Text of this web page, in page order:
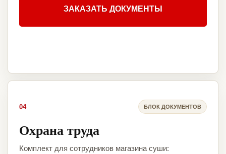
ЗАКАЗАТЬ ДОКУМЕНТЫ
04 БЛОК ДОКУМЕНТОВ
Охрана труда
Комплект для сотрудников магазина суши: